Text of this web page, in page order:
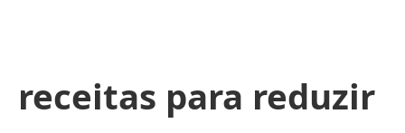
receitas para reduzir